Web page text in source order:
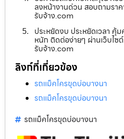
ลงหน้างานด่วน สอบถามรา
รับจ้าง.com
ประหยัดงบ ประหยัดเวลา คุ้ม
หนัก ติดต่อง่ายๆ ผ่านเว็บไซ
รับจ้าง.com
ลิงก์ที่เกี่ยวข้อง
รถแม็คโครขุดบ่อบางนา
รถแม็คโครขุดบ่อบางนา
รถแม็คโครขุดบ่อบางนา